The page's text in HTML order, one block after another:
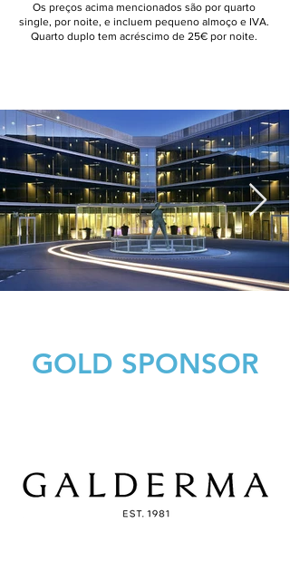
Os preços acima mencionados são por quarto
single, por noite, e incluem pequeno almoço e IVA.
Quarto duplo tem acréscimo de 25€ por noite.
GOLD SPONSOR